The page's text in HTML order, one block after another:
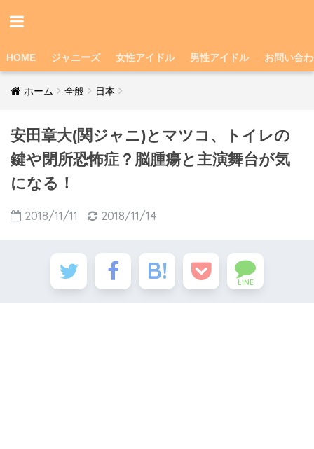
HOME ジャニーズ 女性アイドル 男性アイドル お問い合
ホーム 全般 日本
安田章大(関ジャニ)とマツコ、トイレの
鍵や閉所恐怖症？脳腫瘍と主演舞台が気
になる！
2018/11/11 2018/11/14
LINE